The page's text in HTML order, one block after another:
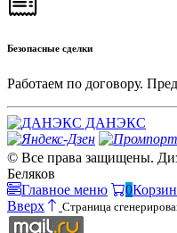
Безопасные сделки
Работаем по договору.
ДАНЭКС
© Все права защищены.
Беляков
Главное меню
0
Вверх
Страница